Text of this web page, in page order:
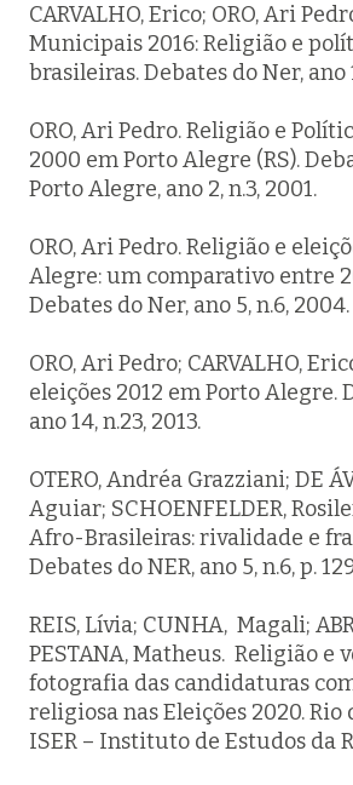
CARVALHO, Erico; ORO, Ari
Municipais 2016: Religião e
brasileiras. Debates do Ner, ano
ORO, Ari Pedro. Religião e
2000 em Porto Alegre (RS).
Porto Alegre, ano 2, n.3, 2001.
ORO, Ari Pedro. Religião e
Alegre: um comparativo entre
Debates do Ner, ano 5, n.6, 2004.
ORO, Ari Pedro; CARVALHO,
eleições 2012 em Porto Alegre.
ano 14, n.23, 2013.
OTERO, Andréa Grazziani; DE
Aguiar; SCHOENFELDER,
Afro-Brasileiras: rivalidade e
Debates do NER, ano 5, n.6, p.
REIS, Lívia; CUNHA, Magali;
PESTANA, Matheus. Religião e
fotografia das candidaturas
religiosa nas Eleições 2020. Rio
ISER – Instituto de Estudos da